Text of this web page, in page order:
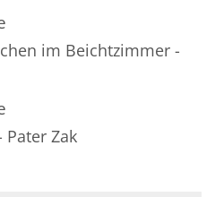
im Beichtzimmer -
Pater Zak